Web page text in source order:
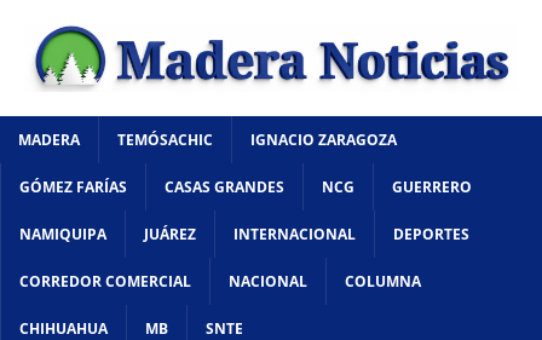
MADERA TEMÓSACHIC IGNACIO ZARAGOZA
GÓMEZ FARÍAS CASAS GRANDES NCG GUERRERO
NAMIQUIPA JUÁREZ INTERNACIONAL DEPORTES
CORREDOR COMERCIAL NACIONAL COLUMNA
CHIHUAHUA MB SNTE